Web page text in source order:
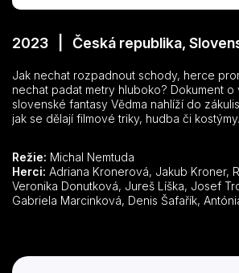
2023 | Česká republika,
Jak nechat rozpadnout schody, herce
nechat padat metry hluboko? Dokument
slovenské fantasy Vědma nahlíží do
jak se dělají filmové triky, hudba či kostýmy.
Režie: Michal Nemtuda
Herci:
Veronika Donutková, Jureš Líška, Josef Trojan, Annet X,
Gabriela